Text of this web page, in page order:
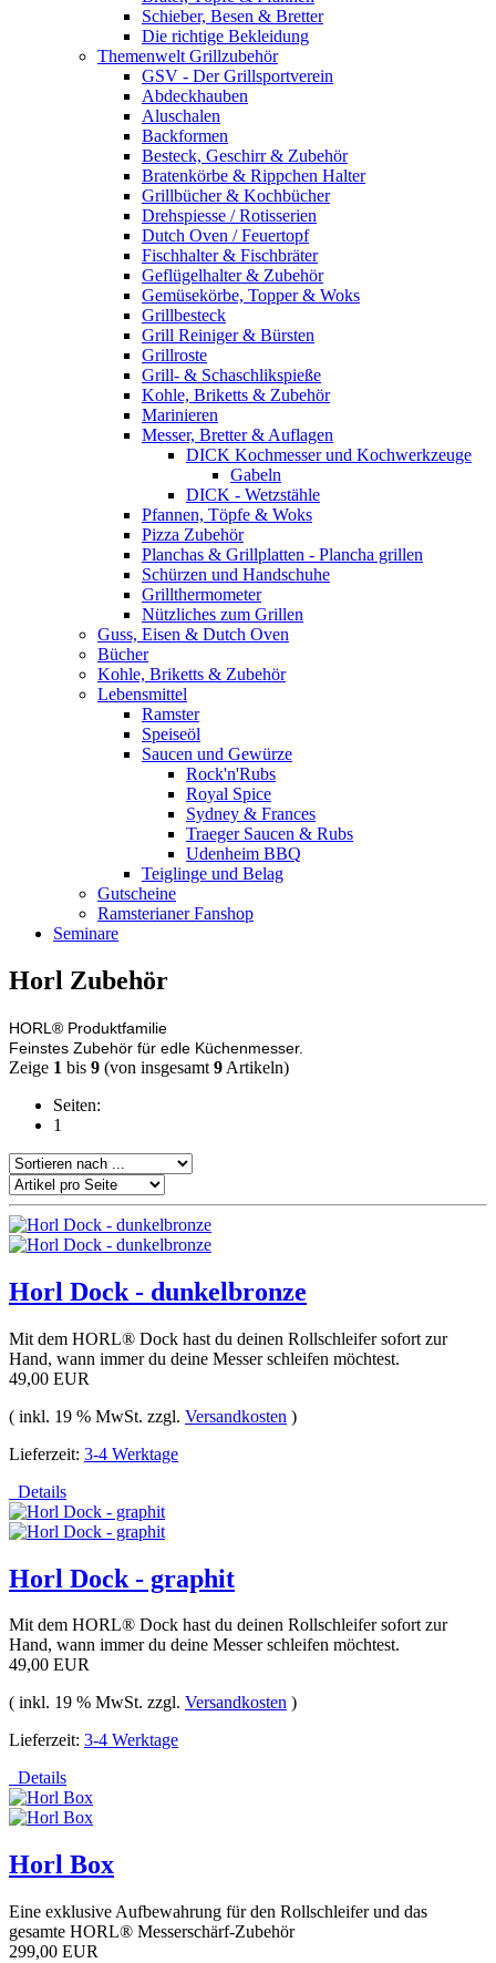
Schieber, Besen & Bretter
Die richtige Bekleidung
Themenwelt Grillzubehör
GSV - Der Grillsportverein
Abdeckhauben
Aluschalen
Backformen
Besteck, Geschirr & Zubehör
Bratenkörbe & Rippchen Halter
Grillbücher & Kochbücher
Drehspiesse / Rotisserien
Dutch Oven / Feuertopf
Fischhalter & Fischbräter
Geflügelhalter & Zubehör
Gemüsekörbe, Topper & Woks
Grillbesteck
Grill Reiniger & Bürsten
Grillroste
Grill- & Schaschlikspieße
Kohle, Briketts & Zubehör
Marinieren
Messer, Bretter & Auflagen
DICK Kochmesser und Kochwerkzeuge
Gabeln
DICK - Wetzstähle
Pfannen, Töpfe & Woks
Pizza Zubehör
Planchas & Grillplatten - Plancha grillen
Schürzen und Handschuhe
Grillthermometer
Nützliches zum Grillen
Guss, Eisen & Dutch Oven
Bücher
Kohle, Briketts & Zubehör
Lebensmittel
Ramster
Speiseöl
Saucen und Gewürze
Rock'n'Rubs
Royal Spice
Sydney & Frances
Traeger Saucen & Rubs
Udenheim BBQ
Teiglinge und Belag
Gutscheine
Ramsterianer Fanshop
Seminare
Horl Zubehör
HORL® Produktfamilie
Feinstes Zubehör für edle Küchenmesser.
Zeige 1 bis 9 (von insgesamt 9 Artikeln)
Seiten:
1
Horl Dock - dunkelbronze
Mit dem HORL® Dock hast du deinen Rollschleifer sofort zur
Hand, wann immer du deine Messer schleifen möchtest.
49,00 EUR
( inkl. 19 % MwSt. zzgl. Versandkosten )
Lieferzeit: 3-4 Werktage
Details
Horl Dock - graphit
Mit dem HORL® Dock hast du deinen Rollschleifer sofort zur
Hand, wann immer du deine Messer schleifen möchtest.
49,00 EUR
( inkl. 19 % MwSt. zzgl. Versandkosten )
Lieferzeit: 3-4 Werktage
Details
Horl Box
Eine exklusive Aufbewahrung für den Rollschleifer und das
gesamte HORL® Messerschärf-Zubehör
299,00 EUR